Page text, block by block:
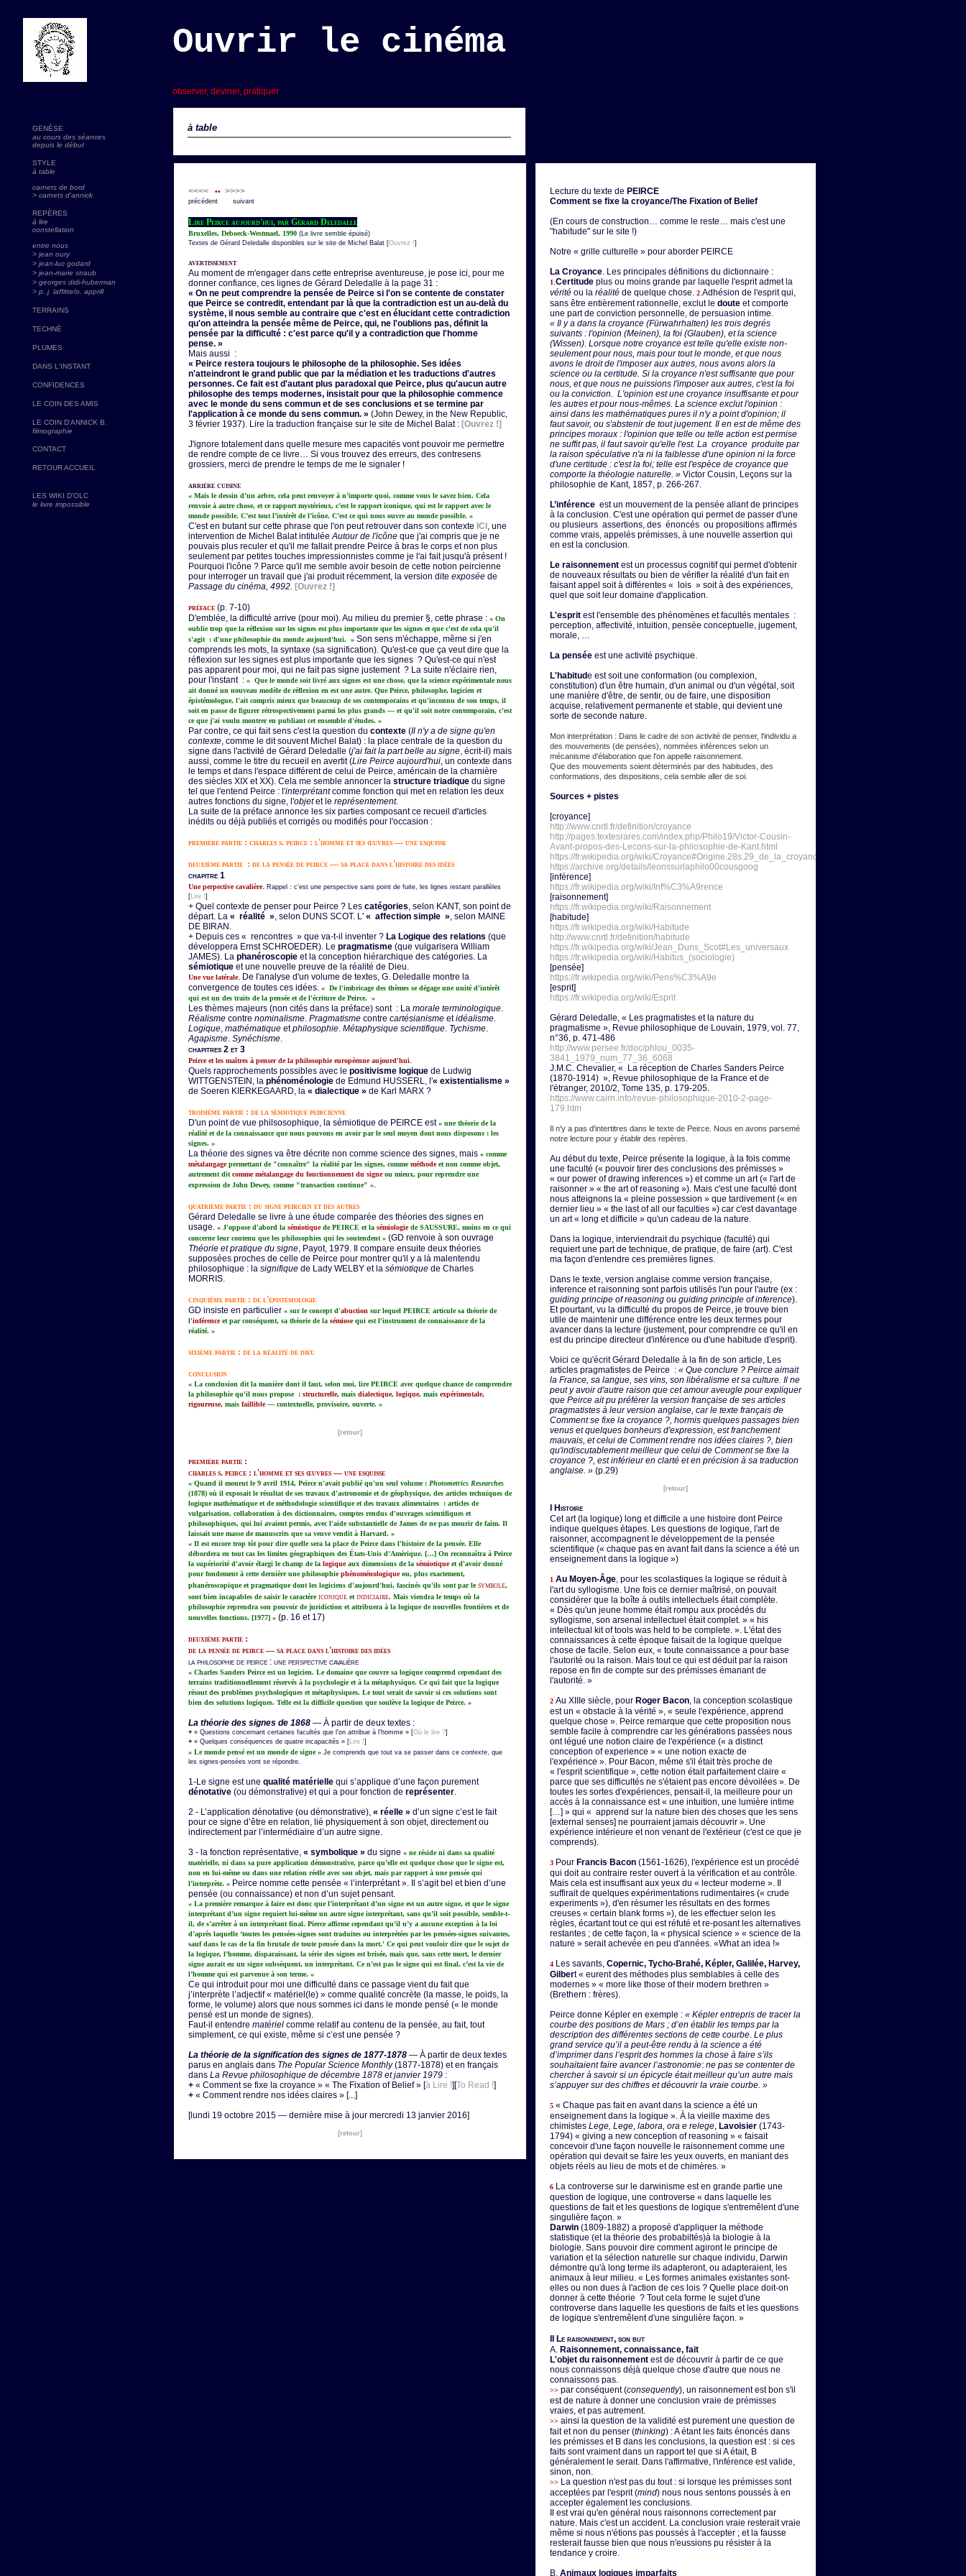
Lecture du texte de PEIRCE
Comment se fixe la croyance/The Fixation of Belief
(En cours de construction… comme le reste… mais c'est une
"habitude" sur le site !)
Notre « grille culturelle » pour aborder PEIRCE
La Croyance. Les principales définitions du dictionnaire :
1.Certitude plus ou moins grande par laquelle l'esprit admet la
vérité ou la réalité de quelque chose. 2.Adhésion de l'esprit qui,
sans être entièrement rationnelle, exclut le doute et comporte
une part de conviction personnelle, de persuasion intime.
« Il y a dans la croyance (Fürwahrhalten) les trois degrés
suivants : l'opinion (Meinen), la foi (Glauben), et la science
(Wissen). Lorsque notre croyance est telle qu'elle existe non-
seulement pour nous, mais pour tout le monde, et que nous
avons le droit de l'imposer aux autres, nous avons alors la
science ou la certitude. Si la croyance n'est suffisante que pour
nous, et que nous ne puissions l'imposer aux autres, c'est la foi
ou la conviction. L'opinion est une croyance insuffisante et pour
les autres et pour nous-mêmes. La science exclut l'opinion :
ainsi dans les mathématiques pures il n'y a point d'opinion; il
faut savoir, ou s'abstenir de tout jugement. Il en est de même des
principes moraux : l'opinion que telle ou telle action est permise
ne suffit pas, il faut savoir qu'elle l'est. La croyance produite par
la raison spéculative n'a ni la faiblesse d'une opinion ni la force
d'une certitude : c'est la foi; telle est l'espèce de croyance que
comporte la théologie naturelle. » Victor Cousin, Leçons sur la
philosophie de Kant, 1857, p. 266-267.
L’inférence est un mouvement de la pensée allant de principes
à la conclusion. C'est une opération qui permet de passer d'une
ou plusieurs assertions, des énoncés ou propositions affirmés
comme vrais, appelés prémisses, à une nouvelle assertion qui
en est la conclusion.
Le raisonnement est un processus cognitif qui permet d'obtenir
de nouveaux résultats ou bien de vérifier la réalité d'un fait en
faisant appel soit à différentes « lois » soit à des expériences,
quel que soit leur domaine d'application.
L'esprit est l'ensemble des phénomènes et facultés mentales :
perception, affectivité, intuition, pensée conceptuelle, jugement,
morale, …
La pensée est une activité psychique.
L'habitude est soit une conformation (ou complexion,
constitution) d'un être humain, d'un animal ou d'un végétal, soit
une manière d'être, de sentir, ou de faire, une disposition
acquise, relativement permanente et stable, qui devient une
sorte de seconde nature.
Mon interprétation : Dans le cadre de son activité de penser, l'individu a
des mouvements (de pensées), nommées inférences selon un
mécanisme d'élaboration que l'on appelle raisonnement.
Que des mouvements soient déterminés par des habitudes, des
conformations, des dispositions, cela semble aller de soi.
Sources + pistes
[croyance]
http://www.cnrtl.fr/definition/croyance
http://pages.textesrares.com/index.php/Philo19/Victor-Cousin-
Avant-propos-des-Lecons-sur-la-philosophie-de-Kant.html
https://fr.wikipedia.org/wiki/Croyance#Origine.28s.29_de_la_croyance
https://archive.org/details/leonssurlaphilo00cousgoog
[inférence]
https://fr.wikipedia.org/wiki/Inf%C3%A9rence
[raisonnement]
https://fr.wikipedia.org/wiki/Raisonnement
[habitude]
https://fr.wikipedia.org/wiki/Habitude
http://www.cnrtl.fr/definition/habitude
https://fr.wikipedia.org/wiki/Jean_Duns_Scot#Les_universaux
https://fr.wikipedia.org/wiki/Habitus_(sociologie)
[pensée]
https://fr.wikipedia.org/wiki/Pens%C3%A9e
[esprit]
https://fr.wikipedia.org/wiki/Esprit
Gérard Deledalle, « Les pragmatistes et la nature du
pragmatisme », Revue philosophique de Louvain, 1979, vol. 77,
n°36, p. 471-486
http://www.persee.fr/doc/phlou_0035-
3841_1979_num_77_36_6068
J.M.C. Chevalier, « La réception de Charles Sanders Peirce
(1870-1914) », Revue philosophique de la France et de
l'étranger, 2010/2, Tome 135, p. 179-205.
https://www.cairn.info/revue-philosophique-2010-2-page-
179.htm
Il n'y a pas d'intertitres dans le texte de Peirce. Nous en avons parsemé
notre lecture pour y établir des repères.
Au début du texte, Peirce présente la logique, à la fois comme
une faculté (« pouvoir tirer des conclusions des prémisses »
« our power of drawing inferences ») et comme un art (« l'art de
raisonner » « the art of reasoning »). Mais c'est une faculté dont
nous atteignons la « pleine possession » que tardivement (« en
dernier lieu » « the last of all our faculties ») car c'est davantage
un art « long et difficile » qu'un cadeau de la nature.
Dans la logique, interviendrait du psychique (faculté) qui
requiert une part de technique, de pratique, de faire (art). C'est
ma façon d'entendre ces premières lignes.
Dans le texte, version anglaise comme version française,
inference et raisonning sont parfois utilisés l'un pour l'autre (ex :
guiding principe of reasoning ou guiding principle of inference).
Et pourtant, vu la difficulté du propos de Peirce, je trouve bien
utile de maintenir une différence entre les deux termes pour
avancer dans la lecture (justement, pour comprendre ce qu'il en
est du principe directeur d'inférence ou d'une habitude d'esprit).
Voici ce qu'écrit Gérard Deledalle à la fin de son article, Les
articles pragmatistes de Peirce : « Que conclure ? Peirce aimait
la France, sa langue, ses vins, son libéralisme et sa culture. Il ne
peut y avoir d'autre raison que cet amour aveugle pour expliquer
que Peirce ait pu préférer la version française de ses articles
pragmatistes à leur version anglaise, car le texte français de
Comment se fixe la croyance ?, hormis quelques passages bien
venus et quelques bonheurs d'expression, est franchement
mauvais, et celui de Comment rendre nos idées claires ?, bien
qu'indiscutablement meilleur que celui de Comment se fixe la
croyance ?, est inférieur en clarté et en précision à sa traduction
anglaise. » (p.29)
[retour]
Histoire
Cet art (la logique) long et difficile a une histoire dont Peirce
indique quelques étapes. Les questions de logique, l'art de
raisonner, accompagnent le développement de la pensée
scientifique (« chaque pas en avant fait dans la science a été un
enseignement dans la logique »)
1 Au Moyen-Âge, pour les scolastiques la logique se réduit à
l'art du syllogisme. Une fois ce dernier maîtrisé, on pouvait
considérer que la boîte à outils intellectuels était complète.
« Dès qu'un jeune homme était rompu aux procédés du
syllogisme, son arsenal intellectuel était complet. » « his
intellectual kit of tools was held to be complete. ». L'état des
connaissances à cette époque faisait de la logique quelque
chose de facile. Selon eux, « toute connaissance a pour base
l'autorité ou la raison. Mais tout ce qui est déduit par la raison
repose en fin de compte sur des prémisses émanant de
l'autorité. »
2 Au XIIIe siècle, pour Roger Bacon, la conception scolastique
est un « obstacle à la vérité », « seule l'expérience, apprend
quelque chose ». Peirce remarque que cette proposition nous
semble facile à comprendre car les générations passées nous
ont légué une notion claire de l'expérience (« a distinct
conception of experience » « une notion exacte de
l'expérience ». Pour Bacon, même s'il était très proche de
« l'esprit scientifique », cette notion était parfaitement claire «
parce que ses difficultés ne s'étaient pas encore dévoilées ». De
toutes les sortes d'expériences, pensait-il, la meilleure pour un
accès à la connaissance est « une intuition, une lumière intime
[…] » qui « apprend sur la nature bien des choses que les sens
[external senses] ne pourraient jamais découvrir ». Une
expérience intérieure et non venant de l'extérieur (c'est ce que je
comprends).
3 Pour Francis Bacon (1561-1626), l'expérience est un procédé
qui doit au contraire rester ouvert à la vérification et au contrôle.
Mais cela est insuffisant aux yeux du « lecteur moderne ». Il
suffirait de quelques expérimentations rudimentaires (« crude
experiments »), d'en résumer les résultats en des formes
creuses « certain blank forms »), de les effectuer selon les
règles, écartant tout ce qui est réfuté et re-posant les alternatives
restantes ; de cette façon, la « physical science » « science de la
nature » serait achevée en peu d'années. «What an idea !»
4 Les savants, Copernic, Tycho-Brahé, Képler, Galilée, Harvey,
Gilbert « eurent des méthodes plus semblables à celle des
modernes » « more like those of their modern brethren »
(Brethern : frères).
Peirce donne Képler en exemple : « Képler entrepris de tracer la
courbe des positions de Mars ; d’en établir les temps par la
description des différentes sections de cette courbe. Le plus
grand service qu’il a peut-être rendu à la science a été
d’imprimer dans l’esprit des hommes la chose à faire s’ils
souhaitaient faire avancer l’astronomie: ne pas se contenter de
chercher à savoir si un épicycle était meilleur qu’un autre mais
s’appuyer sur des chiffres et découvrir la vraie courbe. »
5 « Chaque pas fait en avant dans la science a été un
enseignement dans la logique ». À la vieille maxime des
chimistes Lege, Lege, labora, ora e relege, Lavoisier (1743-
1794) « giving a new conception of reasoning » « faisait
concevoir d'une façon nouvelle le raisonnement comme une
opération qui devait se faire les yeux ouverts, en maniant des
objets réels au lieu de mots et de chimères. »
6 La controverse sur le darwinisme est en grande partie une
question de logique, une controverse « dans laquelle les
questions de fait et les questions de logique s'entremêlent d'une
singulière façon. »
Darwin (1809-1882) a proposé d'appliquer la méthode
statistique (et la théorie des probabiltés)à la biologie à la
biologie. Sans pouvoir dire comment agiront le principe de
variation et la sélection naturelle sur chaque individu, Darwin
démontre qu'à long terme ils adapteront, ou adapteraient, les
animaux à leur milieu. « Les formes animales existantes sont-
elles ou non dues à l'action de ces lois ? Quelle place doit-on
donner à cette théorie ? Tout cela forme le sujet d'une
controverse dans laquelle les questions de faits et les questions
de logique s'entremêlent d'une singulière façon. »
Le raisonnement, son but
A. Raisonnement, connaissance, fait
L'objet du raisonnement est de découvrir à partir de ce que
nous connaissons déjà quelque chose d'autre que nous ne
connaissons pas.
>> par conséquent (consequently), un raisonnement est bon s'il
est de nature à donner une conclusion vraie de prémisses
vraies, et pas autrement.
>> ainsi la question de la validité est purement une question de
fait et non du penser (thinking) : A étant les faits énoncés dans
les prémisses et B dans les conclusions, la question est : si ces
faits sont vraiment dans un rapport tel que si A était, B
généralement le serait. Dans l'affirmative, l'inférence est valide,
sinon, non.
>> La question n'est pas du tout : si lorsque les prémisses sont
acceptées par l'esprit (mind) nous nous sentons poussés à en
accepter également les conclusions.
Il est vrai qu'en général nous raisonnons correctement par
nature. Mais c'est un accident. La conclusion vraie resterait vraie
même si nous n'étions pas poussés à l'accepter ; et la fausse
resterait fausse bien que nous n'eussions pu résister à la
tendance y croire.
B. Animaux logiques imparfaits
à table
observer, deviner, pratiquer
GENÈSE
au cours des séances
depuis le début
STYLE
à table
carnets de bord
> carnets d'annick
REPÈRES
à lire
constellation
entre nous
> jean oury
> jean-luc godard
> jean-marie straub
> georges didi-huberman
> p. j. laffitte/o. apprill
TERRAINS
TECHNÈ
PLUMES
DANS L'INSTANT
CONFIDENCES
LE COIN DES AMIS
LE COIN D'ANNICK B.
filmographie
CONTACT
RETOUR ACCUEIL
LES WIKI D'OLC
le livre impossible
<<<< •• >>>>
précédent suivant
Lire Peirce aujourd'hui, par Gérard Deledalle
Bruxelles, Deboeck-Westmael, 1990 (Le livre semble épuisé)
Textes de Gérard Deledalle disponibles sur le site de Michel Balat [Ouvrez !]
avertissement
Au moment de m'engager dans cette entreprise aventureuse, je pose ici, pour me
donner confiance, ces lignes de Gérard Deledalle à la page 31 :
« On ne peut comprendre la pensée de Peirce si l'on se contente de constater
que Peirce se contredit, entendant par là que la contradiction est un au-delà du
système, il nous semble au contraire que c'est en élucidant cette contradiction
qu'on atteindra la pensée même de Peirce, qui, ne l'oublions pas, définit la
pensée par la difficulté : c'est parce qu'il y a contradiction que l'homme
pense. »
Mais aussi :
« Peirce restera toujours le philosophe de la philosophie. Ses idées
n'atteindront le grand public que par la médiation et les traductions d'autres
personnes. Ce fait est d'autant plus paradoxal que Peirce, plus qu'aucun autre
philosophe des temps modernes, insistait pour que la philosophie commence
avec le monde du sens commun et de ses conclusions et se termine par
l'application à ce monde du sens commun. » (John Dewey, in the New Republic,
3 février 1937). Lire la traduction française sur le site de Michel Balat : [Ouvrez !]
J'ignore totalement dans quelle mesure mes capacités vont pouvoir me permettre
de rendre compte de ce livre… Si vous trouvez des erreurs, des contresens
grossiers, merci de prendre le temps de me le signaler !
arrière cuisine
« Mais le dessin d’un arbre, cela peut renvoyer à n’importe quoi, comme vous le savez bien. Cela
renvoie à autre chose, et ce rapport mystérieux, c’est le rapport iconique, qui est le rapport avec le
monde possible. C’est tout l’intérêt de l’icône. C’est ce qui nous ouvre au monde possible. »
C'est en butant sur cette phrase que l'on peut retrouver dans son contexte ICI , une
intervention de Michel Balat intituléeAutour de l'icône que j'ai compris que je ne
pouvais plus reculer et qu'il me fallait prendre Peirce à bras le corps et non plus
seulement par petites touches impressionnistes comme je l'ai fait jusqu'à présent !
Pourquoi l'icône ? Parce qu'il me semble avoir besoin de cette notion peircienne
pour interroger un travail que j'ai produit récemment, la version dite exposée de
Passage du cinéma, 4992. [Ouvrez !]
préface (p. 7-10)
D'emblée, la difficulté arrive (pour moi). Au milieu du premier §, cette phrase : « On
oublie trop que la réflexion sur les signes est plus importante que les signes et que c'est de cela qu'il
s'agit : d'une philosophie du monde aujourd'hui. » Son sens m'échappe, même si j'en
comprends les mots, la syntaxe (sa signification). Qu'est-ce que ça veut dire que la
réflexion sur les signes est plus importante que les signes ? Qu'est-ce qui n'est
pas apparent pour moi, qui ne fait pas signe justement ? La suite n'éclaire rien,
pour l'instant : « Que le monde soit livré aux signes est une chose, que la science expérimentale nous
ait donné un nouveau modèle de réflexion en est une autre. Que Peirce, philosophe, logicien et
épistémologue, l'ait compris mieux que beaucoup de ses contemporains et qu'inconnu de son temps, il
soit en passe de figurer rétrospectivement parmi les plus grands — et qu'il soit notre contemporain, c'est
ce que j'ai voulu montrer en publiant cet ensemble d'études. »
Par contre, ce qui fait sens c'est la question du contexte (Il n'y a de signe qu'en
contexte, comme le dit souvent Michel Balat) : la place centrale de la question du
signe dans l'activité de Gérard Deledalle (j'ai fait la part belle au signe, écrit-il) mais
aussi, comme le titre du recueil en avertit (Lire Peirce aujourd'hui, un contexte dans
le temps et dans l'espace différent de celui de Peirce, américain de la charnière
des siècles XIX et XX). Cela me semble annoncer la structure triadique du signe
tel que l'entend Peirce : l'interprétantcomme fonction qui met en relation les deux
autres fonctions du signe, l'objetet le représentement.
La suite de la préface annonce les six parties composant ce recueil d'articles
inédits ou déjà publiés et corrigés ou modifiés pour l'occasion :
première partie : charles s. peirce : l'homme et ses œuvres — une esquisse
deuxième partie : de la pensée de peirce — sa place dans l'histoire des idées
chapitre 1
Une perpective cavalière. Rappel : c'est une perspective sans point de fuite, les lignes restant parallèles
[Lire !]
+ Quel contexte de penser pour Peirce ? Les catégories, selon KANT, son point de
départ. La « réalité », selon DUNS SCOT. L' « affection simple », selon MAINE
DE BIRAN.
+ Depuis ces « rencontres » que va-t-il inventer ? La Logique des relations (que
développera Ernst SCHROEDER). Le pragmatisme (que vulgarisera William
JAMES). La phanéroscopie et la conception hiérarchique des catégories. La
sémiotique et une nouvelle preuve de la réalité de Dieu.
Une vue latérale. De l'analyse d'un volume de textes, G. Deledalle montre la
convergence de toutes ces idées. « De l'imbricage des thèmes se dégage une unité d'intérêt
qui est un des traits de la pensée et de l'écriture de Peirce. »
Les thèmes majeurs (non cités dans la préface) sont : La morale terminologique.
Réalisme contre nominalisme. Pragmatisme contre cartésianisme etidéalisme.
Logique, mathématique etphilosophie. Métaphysique scientifique. Tychisme.
Agapisme. Synéchisme.
chapitres 2 et 3
Peirce et les maîtres à penser de la philosophie européenne aujourd'hui.
Quels rapprochements possibles avec le positivisme logique de Ludwig
WITTGENSTEIN, la phénoménologie de Edmund HUSSERL, l'« existentialisme »
de Soeren KIERKEGAARD, la « dialectique » de Karl MARX ?
troisième partie : de la sémiotique peircienne
D'un point de vue philsosophique, la sémiotique de PEIRCE est« une théorie de la
réalité et de la connaissance que nous pouvons en avoir par le seul moyen dont nous disposons : les
signes. »
La théorie des signes va être décrite non comme science des signes, mais « comme
métalangagepermettant de "connaître" la réalité par les signes, commeméthodeet non comme objet,
autrement dit comme métalangage du fonctionnement du signeou mieux, pour reprendre une
expression de John Dewey, comme "transaction continue" ».
quatrième partie : du signe peircien et des autres
Gérard Deledalle se livre à une étude comparée des théories des signes en
usage. « J'oppose d'abord la sémiotiquede PEIRCE et la sémiologiede SAUSSURE, moins en ce qui
concerne leur contenu que les philosophies qui les soutendent » (GD renvoie à son ouvrage
Théorie et pratique du signe, Payot, 1979. Il compare ensuite deux théories
supposées proches de celle de Peirce pour montrer qu'il y a là malentendu
philosophique : la signifique de Lady WELBY et la sémiotique de Charles
MORRIS.
cinquième partie : de l'épistémologie
GD insiste en particulier « sur le concept d'abuction sur lequel PEIRCE articule sa théorie de
l'inférenceet par conséquent, sa théorie de la sémiosequi est l'instrument de connaissance de la
réalité. »
sixième partie : de la réalité de dieu
conclusion
« La conclusion dit la manière dont il faut, selon moi, lire PEIRCE avec quelque chance de comprendre
la philosophie qu'il nous propose : structurelle, mais dialectique, logique, mais expérimentale,
rigoureuse, mais faillible— contextuelle, provisoire, ouverte. »
[retour]
première partie :
charles s. peirce : l'homme et ses œuvres — une esquisse
« Quand il mourut le 9 avril 1914, Peirce n'avait publié qu'un seul volume : Photometrics Researches
(1878) où il exposait le résultat de ses travaux d'astronomie et de géophysique, des articles techniques de
logique mathématique et de méthodologie scientifique et des travaux alimentaires : articles de
vulgarisation, collaboration à des dictionnaires, comptes rendus d'ouvrages scientifiques et
philosophiques, qui lui avaient permis, avec l'aide substantielle de James de ne pas mourir de faim. Il
laissait une masse de manuscrits que sa veuve vendit à Harvard. »
« Il est encore trop tôt pour dire quelle sera la place de Peirce dans l'histoire de la pensée. Elle
débordera en tout cas les limites géographiques des États-Unis d'Amérique. […] On reconnaîtra à Peirce
la supériorité d'avoir élargi le champ de la logiqueaux dimensions de la sémiotiqueet d'avoir donné
pour fondement à cette dernière une philosophiephénoménologiqueou, plus exactement,
phanéroscopique et pragmatique dont les logiciens d'aujourd'hui, fascinés qu'ils sont par lesymbole,
sont bien incapables de saisir le caractèreiconique et indiciaire. Mais viendra le temps où la
philosophie reprendra son pouvoir de juridiction et attribuera à la logique de nouvelles frontières et de
nouvelles fonctions. [1977] » (p. 16 et 17)
deuxième partie :
de la pensée de peirce — sa place dans l'histoire des idées
la philosophie de peirce : une perspective cavalière
« Charles Sanders Peirce est un logicien. Le domaine que couvre sa logique comprend cependant des
terrains traditionnellement réservés à la psychologie et à la métaphysique. Ce qui fait que la logique
résout des problèmes psychologiques et métaphysiques. Le tout serait de savoir si ces solutions sont
bien des solutions logiques. Telle est la difficile question que soulève la logique de Peirce. »
La théorie des signes de 1868 — À partir de deux textes :
+ « Questions concernant certaines facultés que l'on attribue à l'homme » [Où le lire ?]
+ « Quelques conséquences de quatre incapacités » [Lire !]
« Le monde pensé est un monde de signe » Je comprends que tout va se passer dans ce contexte, que
les signes-pensées vont se répondre.
1-Le signe est une qualité matérielle qui s’applique d’une façon purement
dénotative (ou démonstrative) et qui a pour fonction de représenter.
2 - L’application dénotative (ou démonstrative), « réelle » d’un signe c’est le fait
pour ce signe d’être en relation, lié physiquement à son objet, directement ou
indirectement par l’intermédiaire d’un autre signe.
3 - la fonction représentative, « symbolique » du signe « ne réside ni dans sa qualité
matérielle, ni dans sa pure application démonstrative, parce qu’elle est quelque chose que le signe est,
non en lui-même ou dans une relation réelle avec son objet, mais par rapport à une pensée qui
l’interprète. » Peirce nomme cette pensée « l’interprétant ». Il s’agit bel et bien d’une
pensée (ou connaissance) et non d’un sujet pensant.
« La première remarque à faire est donc que l’interprétant d’un signe est un autre signe, et que le signe
interprétant d’un signe requiert lui-même un autre signe interprétant, sans qu’il soit possible, semble-t-
il, de s’arrêter à un interprétant final. Pierce affirme cependant qu’il n’y a aucune exception à la loi
d’après laquelle ‘toutes les pensées-signes sont traduites ou interprétées par les pensées-signes suivantes,
sauf dans le cas de la fin brutale de toute pensée dans la mort.' Ce qui peut vouloir dire que le sujet de
la logique, l’homme, disparaissant, la série des signes est brisée, mais que, sans cette mort, le dernier
signe aurait eu un signe subséquent, un interprétant. Ce n’est pas le signe qui est final, c’est la vie de
l’homme qui est parvenue à son terme. »
Ce qui introduit pour moi une difficulté dans ce passage vient du fait que
j’interprète l’adjectif « matériel(le) » comme qualité concrète (la masse, le poids, la
forme, le volume) alors que nous sommes ici dans le monde pensé (« le monde
pensé est un monde de signes).
Faut-il entendre matériel comme relatif au contenu de la pensée, au fait, tout
simplement, ce qui existe, même si c’est une pensée ?
La théorie de la signification des signes de 1877-1878 — À partir de deux textes
parus en anglais dans The Popular Science Monthly(1877-1878) et en français
dans La Revue philosophique de décembre 1878 et janvier 1979 :
+ « Comment se fixe la croyance » « The Fixation of Belief » [à Lire !][To Read !]
+ « Comment rendre nos idées claires » [...]
[lundi 19 octobre 2015 — dernière mise à jour mercredi 13 janvier 2016]
[retour]
Ouvrir le cinéma